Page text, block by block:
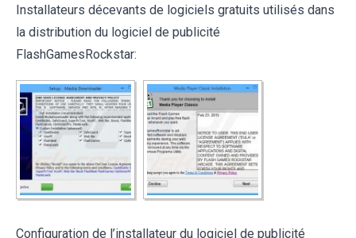
Installateurs décevants de logiciels gratuits utilisés dans
la distribution du logiciel de publicité
FlashGamesRockstar:
Configuration de l’installateur du logiciel de publicité